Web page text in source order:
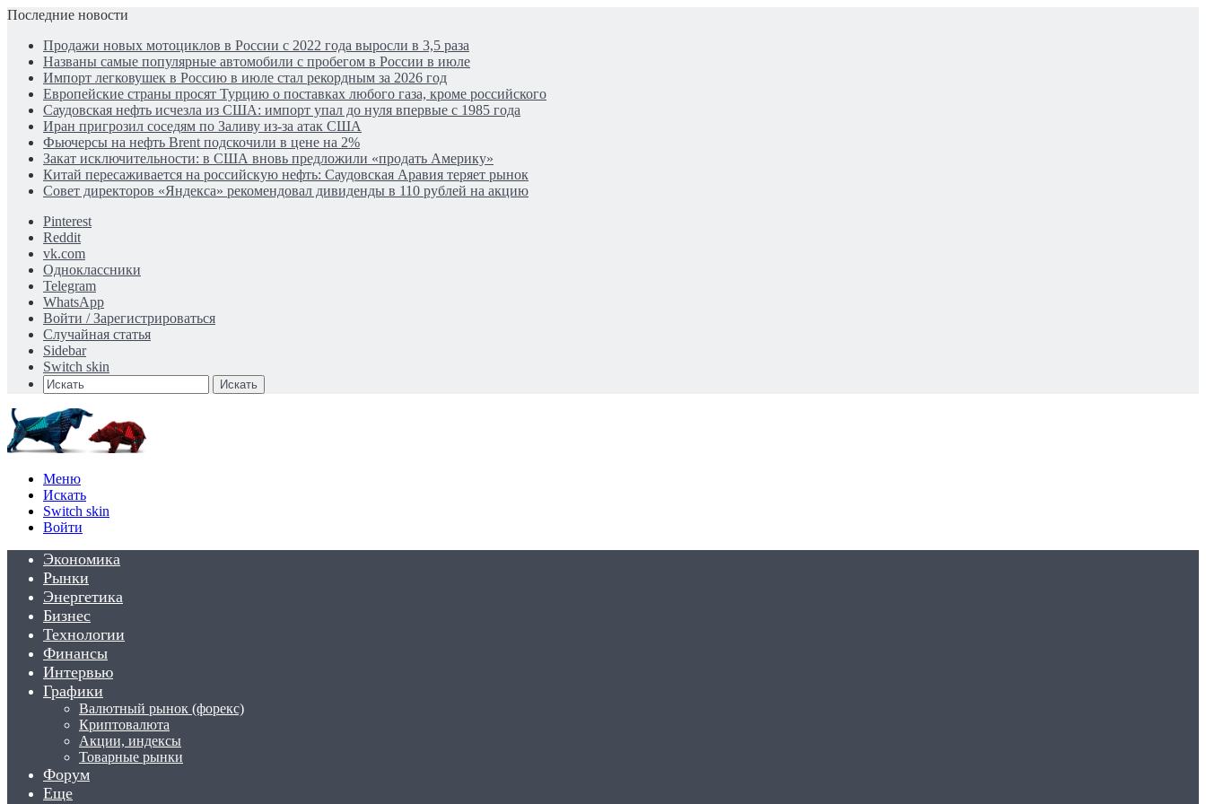
Последние новости
Продажи новых мотоциклов в России с 2022 года выросли в 3,5 раза
Названы самые популярные автомобили с пробегом в России в июле
Импорт легковушек в Россию в июле стал рекордным за 2026 год
Европейские страны просят Турцию о поставках любого газа, кроме российского
Саудовская нефть исчезла из США: импорт упал до нуля впервые с 1985 года
Иран пригрозил соседям по Заливу из-за атак США
Фьючерсы на нефть Brent подскочили в цене на 2%
Закат исключительности: в США вновь предложили «продать Америку»
Китай пересаживается на российскую нефть: Саудовская Аравия теряет рынок
Совет директоров «Яндекса» рекомендовал дивиденды в 110 рублей на акцию
Pinterest
Reddit
vk.com
Одноклассники
Telegram
WhatsApp
Войти / Зарегистрироваться
Случайная статья
Sidebar
Switch skin
Искать
Меню
Искать
Switch skin
Войти
Экономика
Рынки
Энергетика
Бизнес
Технологии
Финансы
Интервью
Графики
Валютный рынок (форекс)
Криптовалюта
Акции, индексы
Товарные рынки
Форум
Еще